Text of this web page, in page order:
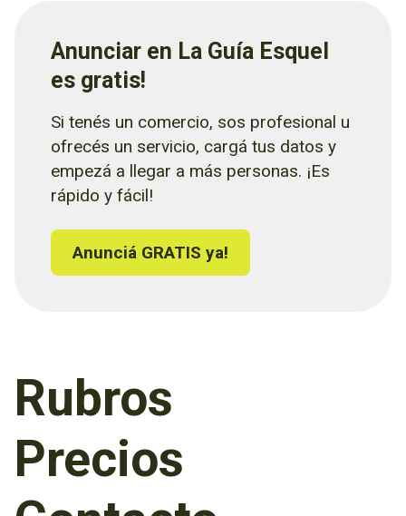
Anunciar en La Guía Esquel
es gratis!
Si tenés un comercio, sos profesional u
ofrecés un servicio, cargá tus datos y
empezá a llegar a más personas. ¡Es
rápido y fácil!
Anunciá GRATIS ya!
Rubros
Precios